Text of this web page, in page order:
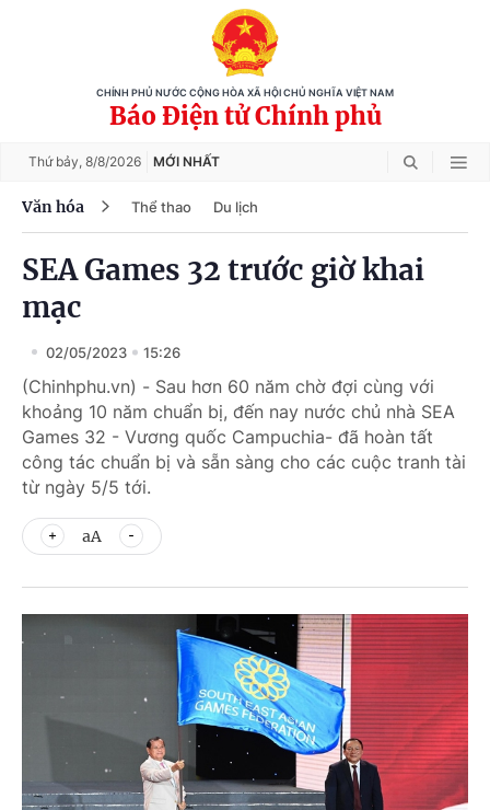
CHÍNH PHỦ NƯỚC CỘNG HÒA XÃ HỘI CHỦ NGHĨA VIỆT NAM
Báo Điện tử Chính phủ
Thứ bảy, 8/8/2026 MỚI NHẤT
Văn hóa Thể thao Du lịch
SEA Games 32 trước giờ khai
mạc
02/05/2023 15:26
(Chinhphu.vn) - Sau hơn 60 năm chờ đợi cùng với
khoảng 10 năm chuẩn bị, đến nay nước chủ nhà SEA
Games 32 - Vương quốc Campuchia- đã hoàn tất
công tác chuẩn bị và sẵn sàng cho các cuộc tranh tài
từ ngày 5/5 tới.
aA